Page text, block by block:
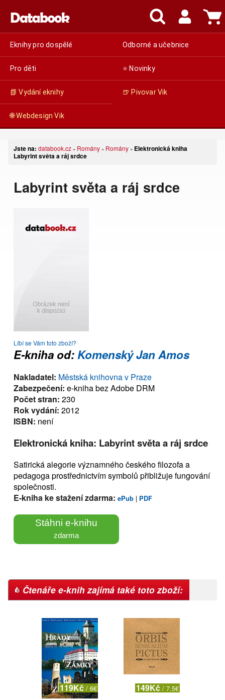
Eknihy pro dospělé Odborné a učebnice
Pro děti ⭐ Novinky
📗 Vydání eknihy 🍺 Pivovar Vik
🌐 Webdesign Vik
Jste na: databook.cz » Romány » Romány » Elektronická kniha
Labyrint světa a ráj srdce
Labyrint světa a ráj srdce
Líbí se Vám toto zboží?
E-kniha od:Komenský Jan Amos
Nakladatel: Městská knihovna v Praze
Zabezpečení: e-kniha bez Adobe DRM
Počet stran: 230
Rok vydání: 2012
ISBN: není
Elektronická kniha: Labyrint světa a ráj srdce
Satirická alegorie významného českého filozofa a
pedagoga prostřednictvím symbolů přibližuje fungování
společnosti.
E-kniha ke stažení zdarma: ePub | PDF
Stáhni e-knihu
zdarma
Čtenáře e-knih zajímá také toto zboží:
119Kč / 6€ 149Kč / 7.5€